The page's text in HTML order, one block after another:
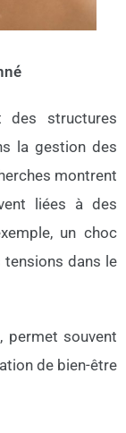
des structures
la gestion des
montrent
liées à des
un choc
dans le
permet souvent
de bien-être